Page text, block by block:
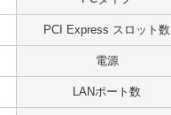
PCI Express スロット数
電源
LANポート数